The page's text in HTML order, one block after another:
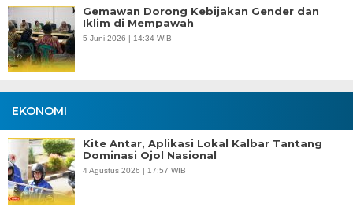
Gemawan Dorong Kebijakan Gender dan
Iklim di Mempawah
5 Juni 2026 | 14:34 WIB
EKONOMI
Kite Antar, Aplikasi Lokal Kalbar Tantang
Dominasi Ojol Nasional
4 Agustus 2026 | 17:57 WIB